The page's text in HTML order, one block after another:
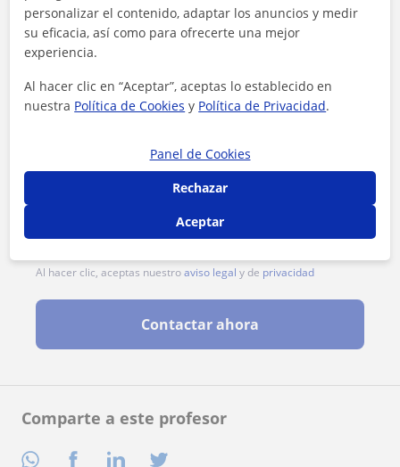
Comparte a este profesor
Al hacer clic, aceptas nuestroaviso legal y de privacidad
Contactar ahora
personalizar el contenido, adaptar los anuncios y medir
su eficacia, así como para ofrecerte una mejor
experiencia.
Al hacer clic en “Aceptar”, aceptas lo establecido en
nuestra Política de Cookies y Política de Privacidad.
Panel de Cookies
Rechazar
Aceptar